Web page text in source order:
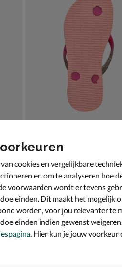
cookies en vergelijkbare
en om te analyseren hoe
voorwaarden wordt er tevens
Dit maakt het mogelijk
worden, voor jou relevanter te
indien gewenst
. Hier kun je jouw voorkeur